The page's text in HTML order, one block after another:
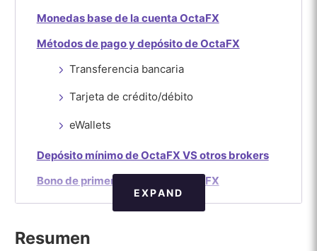
Monedas base de la cuenta OctaFX
Métodos de pago y depósito de OctaFX
Transferencia bancaria
Tarjeta de crédito/débito
eWallets
Depósito mínimo de OctaFX VS otros brokers
Bono de primer depósito de OctaFX
EXPAND
Resumen